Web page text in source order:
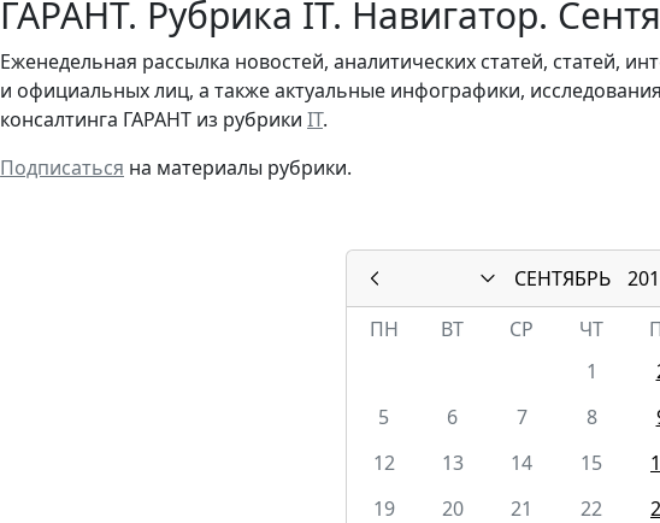
ГАРАНТ. Рубрика IT. Навигатор.
Еженедельная рассылка новостей, аналитических статей, статей,
и официальных лиц, а также актуальные инфографики,
консалтинга ГАРАНТ из рубрики IT.
Подписаться на материалы рубрики.
СЕНТЯБРЬ
ПН
ВТ СР ЧТ
1
5
6 7 8
12
13 14 15
19
20 21 22